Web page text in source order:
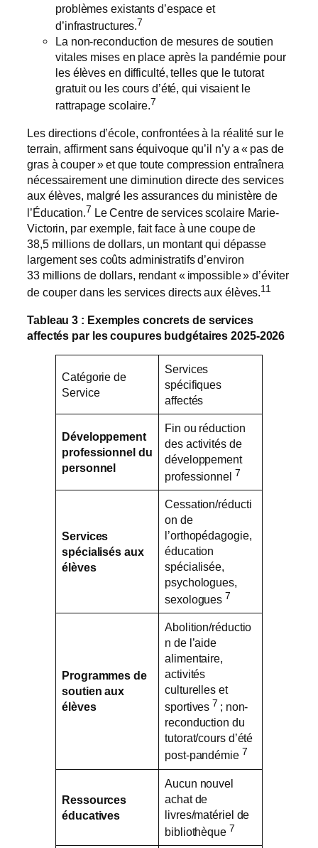
problèmes existants d’espace et
d’infrastructures.7
La non-reconduction de mesures de soutien
vitales mises en place après la pandémie pour
les élèves en difficulté, telles que le tutorat
gratuit ou les cours d’été, qui visaient le
rattrapage scolaire.7
Les directions d’école, confrontées à la réalité sur le
terrain, affirment sans équivoque qu’il n’y a « pas de
gras à couper » et que toute compression entraînera
nécessairement une diminution directe des services
aux élèves, malgré les assurances du ministère de
l’Éducation.7 Le Centre de services scolaire Marie-
Victorin, par exemple, fait face à une coupe de
38,5 millions de dollars, un montant qui dépasse
largement ses coûts administratifs d’environ
33 millions de dollars, rendant « impossible » d’éviter
de couper dans les services directs aux élèves.11
Tableau 3 : Exemples concrets de services
affectés par les coupures budgétaires 2025-2026
Catégorie de
Service
Services
spécifiques
affectés
Développement
professionnel du
personnel
Fin ou réduction
des activités de
développement
professionnel 7
Services
spécialisés aux
élèves
Cessation/réducti
on de
l’orthopédagogie,
éducation
spécialisée,
psychologues,
sexologues 7
Programmes de
soutien aux
élèves
Abolition/réductio
n de l’aide
alimentaire,
activités
culturelles et
sportives 7 ; non-
reconduction du
tutorat/cours d’été
post-pandémie 7
Ressources
éducatives
Aucun nouvel
achat de
livres/matériel de
bibliothèque 7